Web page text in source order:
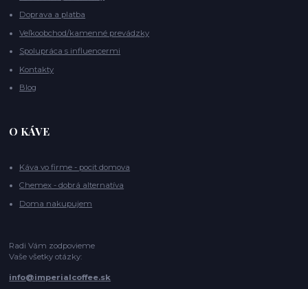
Doprava a platba
Veľkoobchod/kamenné prevádzky
Spolupráca s influencermi
Kontakty
Blog
O KÁVE
Káva vo firme - pocit domova
Chemex - dobrá alternatíva
Doma nakupujem
Radi Vám zodpovieme
Vaše všetky otázky:
info@imperialcoffee.sk